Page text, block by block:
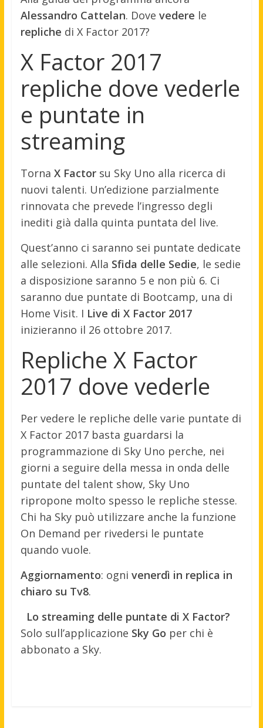
Alessandro Cattelan. Dove vedere le
repliche di X Factor 2017?
X Factor 2017
repliche dove vederle
e puntate in
streaming
Torna X Factorsu Sky Uno alla ricerca di
nuovi talenti. Un’edizione parzialmente
rinnovata che prevede l’ingresso degli
inediti già dalla quinta puntata del live.
Quest’anno ci saranno sei puntate dedicate
alle selezioni. Alla Sfida delle Sedie, le sedie
a disposizione saranno 5 e non più 6. Ci
saranno due puntate di Bootcamp, una di
Home Visit. I Live di X Factor 2017
inizieranno il 26 ottobre 2017.
Repliche X Factor
2017 dove vederle
Per vedere le repliche delle varie puntate di
X Factor 2017 basta guardarsi la
programmazione di Sky Uno perche, nei
giorni a seguire della messa in onda delle
puntate del talent show, Sky Uno
ripropone molto spesso le repliche stesse.
Chi ha Sky può utilizzare anche la funzione
On Demand per rivedersi le puntate
quando vuole.
Aggiornamento: ogni venerdì in replica in
chiaro su Tv8.
Lo streaming delle puntate di X Factor?
Solo sull’applicazione Sky Go per chi è
abbonato a Sky.